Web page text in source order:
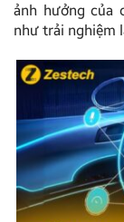
ảnh hưởng của
như trải nghiệm